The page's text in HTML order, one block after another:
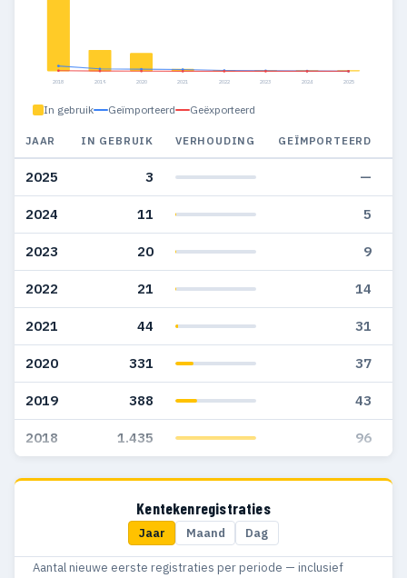
2018 2019 2020 2021 2022 2023 2024 2025
In gebruik Geïmporteerd Geëxporteerd
JAAR IN GEBRUIK VERHOUDING GEÏMPORTEERD
2025 3 —
2024 11 5
2023 20 9
2022 21 14
2021 44 31
2020 331 37
2019 388 43
2018 1.435 96
Kentekenregistraties
Jaar Maand Dag
Aantal nieuwe eerste registraties per periode — inclusief